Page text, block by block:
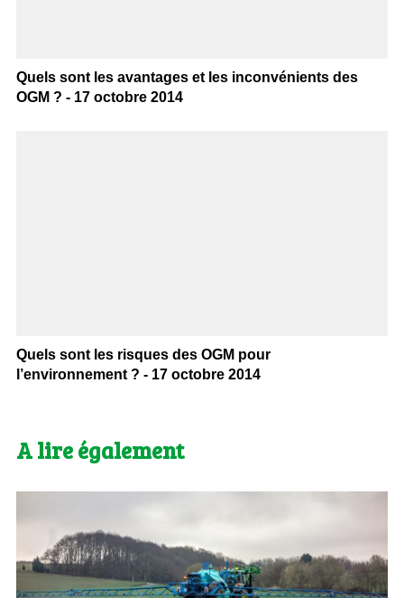
Quels sont les avantages et les inconvénients des
OGM ? - 17 octobre 2014
Quels sont les risques des OGM pour
l’environnement ? - 17 octobre 2014
A lire également